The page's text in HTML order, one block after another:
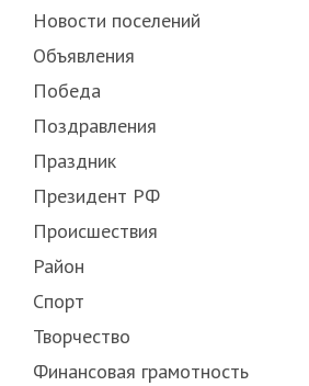
Новости поселений
Объявления
Победа
Поздравления
Праздник
Президент РФ
Происшествия
Район
Спорт
Творчество
Финансовая грамотность